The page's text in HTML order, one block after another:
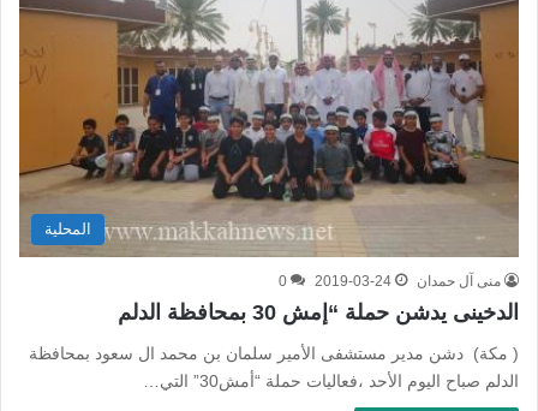
المحلية
منى آل حمدان 2019-03-24
0
الدخينى يدشن حملة “إمش 30 بمحافظة الدلم
( مكة) دشن مدير مستشفى الأمير سلمان بن محمد ال سعود بمحافظة
الدلم صباح اليوم الأحد ،فعاليات حملة “أمش30” التي…